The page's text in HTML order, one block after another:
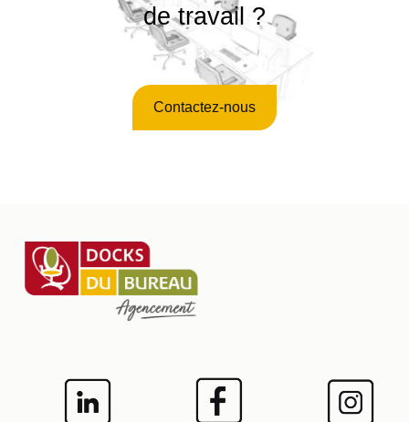
de travail ?
Contactez-nous